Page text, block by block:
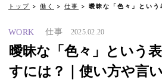
トップ 働く 仕事 曖昧な「色々」とい
WORK 仕事 2025.02.20
曖昧な「色々」という
すには？｜使い方や言